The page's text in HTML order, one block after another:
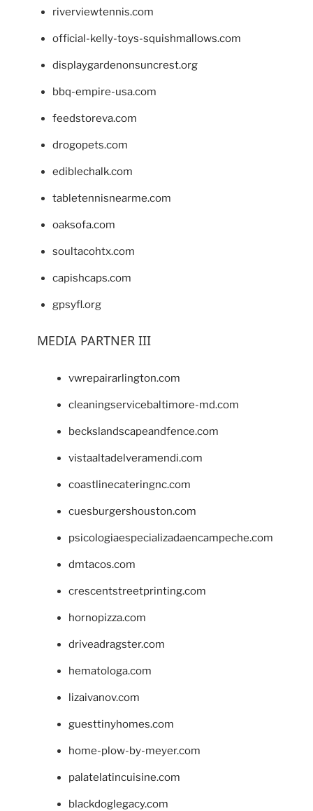
riverviewtennis.com
official-kelly-toys-squishmallows.com
displaygardenonsuncrest.org
bbq-empire-usa.com
feedstoreva.com
drogopets.com
ediblechalk.com
tabletennisnearme.com
oaksofa.com
soultacohtx.com
capishcaps.com
gpsyfl.org
MEDIA PARTNER III
vwrepairarlington.com
cleaningservicebaltimore-md.com
beckslandscapeandfence.com
vistaaltadelveramendi.com
coastlinecateringnc.com
cuesburgershouston.com
psicologiaespecializadaencampeche.com
dmtacos.com
crescentstreetprinting.com
hornopizza.com
driveadragster.com
hematologa.com
lizaivanov.com
guesttinyhomes.com
home-plow-by-meyer.com
palatelatincuisine.com
blackdoglegacy.com